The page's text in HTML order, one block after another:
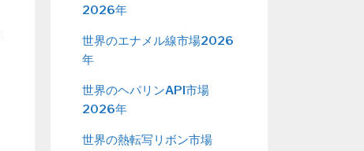
2026年
世界のエナメル線市場2026
年
世界のヘパリンAPI市場
2026年
世界の熱転写リボン市場